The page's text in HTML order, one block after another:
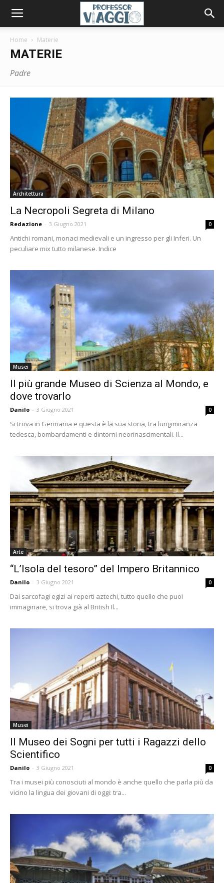
Home Materie
MATERIE
Padre
Architettura
La Necropoli Segreta di Milano
Redazione - 3 Giugno 2021 0
Antichi romani, monaci medievali e un ingresso per gli Inferi. Un
peculiare mix tutto milanese. Indice
Musei
Il più grande Museo di Scienza al Mondo, e
dove trovarlo
Danilo - 3 Giugno 2021 0
Si trova in Germania e questa è la sua storia, tra lungimiranza
tedesca, bombardamenti e dintorni neorinascimentali. Il...
Arte
“L’Isola del tesoro” del Impero Britannico
Danilo - 3 Giugno 2021 0
Dai sarcofagi egizi ai reperti aztechi, tutto quello che puoi
immaginare, si trova già al British Il...
Musei
Il Museo dei Sogni per tutti i Ragazzi dello
Scientifico
Danilo - 3 Giugno 2021 0
Tra i musei più conosciuti al mondo è anche quello che parla più da
vicino la lingua dei giovani di oggi: tra...